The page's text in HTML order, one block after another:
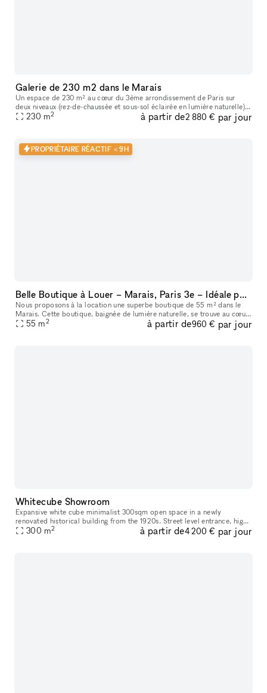
Galerie de 230 m2 dans le Marais
Un espace de 230 m² au cœur du 3ème arrondissement de Paris sur
deux niveaux (rez-de-chaussée et sous-sol éclairée en lumière naturelle) .
Avec son style minimaliste et ses lignes épurées, ce lieu ba
230 m2 à partir de2 880 € par jour
PROPRIÉTAIRE RÉACTIF < 9H
Belle Boutique à Louer – Marais, Paris 3e – Idéale pour Pop-Up Stores et Événements
Nous proposons à la location une superbe boutique de 55 m² dans le
Marais. Cette boutique, baignée de lumière naturelle, se trouve au cœur
du Marais, un quartier très prisé et dynamique. Idéale pou
55 m2 à partir de960 € par jour
Whitecube Showroom
Expansive white cube minimalist 300sqm open space in a newly
renovated historical building from the 1920s. Street level entrance, high
ceilings, pristine interior and adjustable layout make it idea
300 m2 à partir de4 200 € par jour